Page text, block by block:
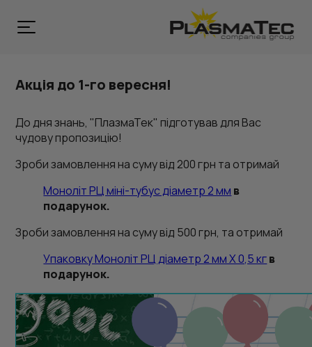
Акція до 1-го вересня!
До дня знань, "ПлазмаТек" підготував для Вас
чудову пропозицію!
Зроби замовлення на суму від 200 грн та отримай
Моноліт РЦ міні-тубус діаметр 2 мм в
подарунок.
Зроби замовлення на суму від 500 грн, та отримай
Упаковку Моноліт РЦ діаметр 2 мм Х 0,5 кгв
подарунок.